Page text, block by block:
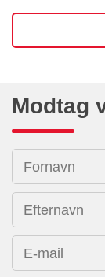
Modtag
Fornavn
Efternavn
E-mail